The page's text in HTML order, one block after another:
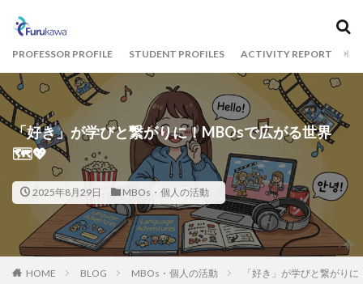
PROFESSOR PROFILE STUDENT PROFILES ACTIVITY REPORT
「好き」が学びと繋がりに！MBOsで広がる世界
🗺️💖
2025年8月29日 MBOs・個人の活動
HOME BLOG MBOs・個人の活動 「好き」が学びと繋がり
タグ
1期生 2期生 3期生
THE CAMPUS
オフィスツアー
コクヨ 古川ゼミ
統計解析
検索